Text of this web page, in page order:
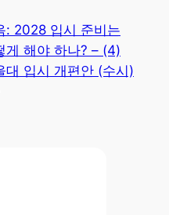
: 2028 입시 준비는
게 해야 하나? – (4)
대 입시 개편안 (수시)